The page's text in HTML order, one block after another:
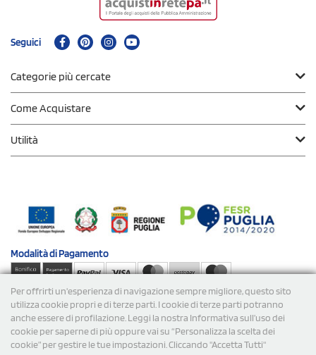
Per offrirti un'esperienza di navigazione sempre migliore, questo sito
utilizza cookie propri e di terze parti. I cookie di terze parti potranno
anche essere di profilazione. Leggi la nostra Informativa sull’uso dei
cookie per saperne di più oppure vai su “Personalizza la scelta dei
cookie” per gestire le tue impostazioni. Cliccando "Accetta Tutti"
Seguici
Categorie più cercate
Come Acquistare
Utilità
Modalità diPagamento
Spedizioni